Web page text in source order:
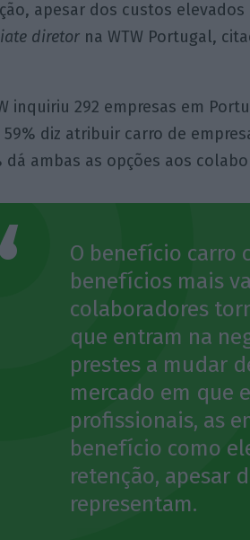
apesar dos custos
diretorna WTW Portugal,
inquiriu 292 empresas em
59% diz atribuir carro de
dá ambas as opções aos
O benefício carro
benefícios mais
colaboradores
que entram na
prestes a mudar
mercado em que
profissionais, as
benefício como
retenção, apesar
representam.